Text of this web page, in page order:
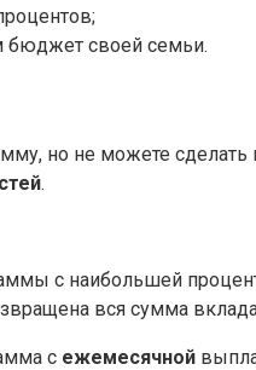
бюджет своей семьи.
но не можете сделать
.
с наибольшей
вся сумма
с ежемесячной